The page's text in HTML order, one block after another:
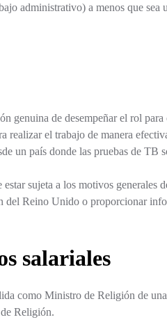
administrativo) a menos que
genuina de desempeñar el rol
realizar el trabajo de manera
un país donde las pruebas de
sujeta a los motivos generales
del Reino Unido o proporcionar
salariales
como Ministro de Religión de
Religión.